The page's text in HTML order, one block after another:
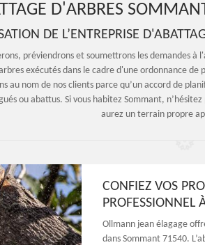
D'ARBRES
DE L’ENTREPRISE
préviendrons et soumettrons les demandes
exécutés dans le cadre d'une ordonnance de
au nom de nos clients parce qu’un accord de
ou abattus. Si vous habitez Sommant,
aurez un terrain propre
CONFIEZ VOS
PROFESSIONNEL
Ollmann jean élagage
dans Sommant 71540.